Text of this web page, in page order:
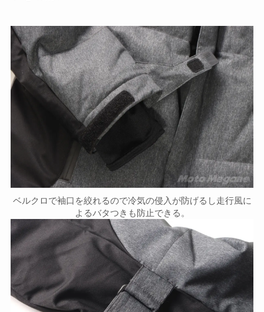
ベルクロで袖口を絞れるので冷気の侵入が防げるし走行風に
よるバタつきも防止できる。